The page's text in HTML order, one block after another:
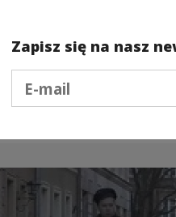
Rajd do Jawora
Soleckiego – cykliści
znów ruszyli śladami
Dionizego
Czachowskiego
Zapisz się na nasz